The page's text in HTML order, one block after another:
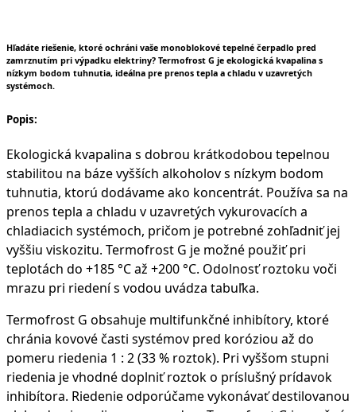
Hľadáte riešenie, ktoré ochráni vaše monoblokové tepelné čerpadlo pred
zamrznutím pri výpadku elektriny? Termofrost G je ekologická kvapalina s
nízkym bodom tuhnutia, ideálna pre prenos tepla a chladu v uzavretých
systémoch.
Popis:
Ekologická kvapalina s dobrou krátkodobou tepelnou
stabilitou na báze vyšších alkoholov s nízkym bodom
tuhnutia, ktorú dodávame ako koncentrát. Používa sa na
prenos tepla a chladu v uzavretých vykurovacích a
chladiacich systémoch, pričom je potrebné zohľadniť jej
vyššiu viskozitu. Termofrost G je možné použiť pri
teplotách do +185 °C až +200 °C. Odolnosť roztoku voči
mrazu pri riedení s vodou uvádza tabuľka.
Termofrost G obsahuje multifunkčné inhibítory, ktoré
chránia kovové časti systémov pred koróziou až do
pomeru riedenia 1 : 2 (33 % roztok). Pri vyššom stupni
riedenia je vhodné doplniť roztok o príslušný prídavok
inhibítora. Riedenie odporúčame vykonávať destilovanou